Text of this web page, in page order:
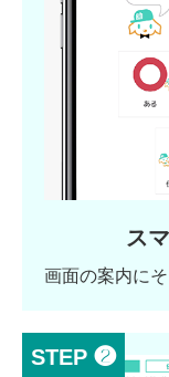
ス
画面の案内に
STEP ❷